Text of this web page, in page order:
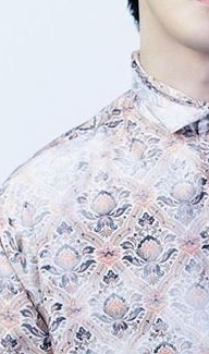
引存股族卡位！ 01:03
回解方曝 00:47
要信徒喝精油 00:43
18:00